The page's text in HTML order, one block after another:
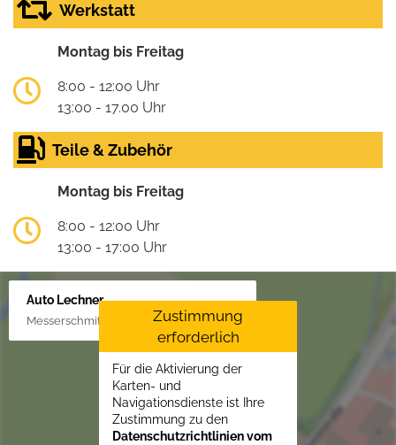
Werkstatt
Montag bis Freitag
8:00 - 12:00 Uhr
13:00 - 17.00 Uhr
Teile & Zubehör
Montag bis Freitag
8:00 - 12:00 Uhr
13:00 - 17:00 Uhr
Auto Lechner
Messerschmittstr. 4, 86453 Dasing/Lindl
Zustimmung
erforderlich
Für die Aktivierung der
Karten- und
Navigationsdienste ist Ihre
Zustimmung zu den
Datenschutzrichtlinien vom